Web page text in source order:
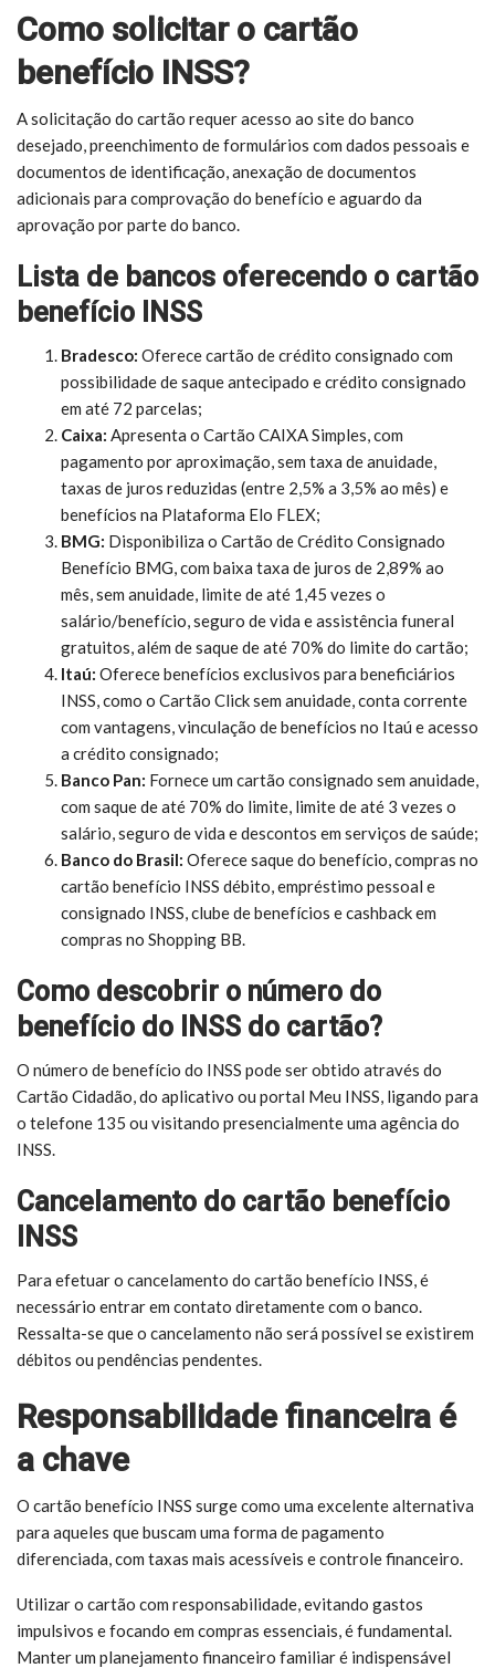
Como solicitar o cartão
benefício INSS?
A solicitação do cartão requer acesso ao site do banco
desejado, preenchimento de formulários com dados pessoais e
documentos de identificação, anexação de documentos
adicionais para comprovação do benefício e aguardo da
aprovação por parte do banco.
Lista de bancos oferecendo o cartão
benefício INSS
Bradesco: Oferece cartão de crédito consignado com
possibilidade de saque antecipado e crédito consignado
em até 72 parcelas;
Caixa: Apresenta o Cartão CAIXA Simples, com
pagamento por aproximação, sem taxa de anuidade,
taxas de juros reduzidas (entre 2,5% a 3,5% ao mês) e
benefícios na Plataforma Elo FLEX;
BMG: Disponibiliza o Cartão de Crédito Consignado
Benefício BMG, com baixa taxa de juros de 2,89% ao
mês, sem anuidade, limite de até 1,45 vezes o
salário/benefício, seguro de vida e assistência funeral
gratuitos, além de saque de até 70% do limite do cartão;
Itaú: Oferece benefícios exclusivos para beneficiários
INSS, como o Cartão Click sem anuidade, conta corrente
com vantagens, vinculação de benefícios no Itaú e acesso
a crédito consignado;
Banco Pan: Fornece um cartão consignado sem anuidade,
com saque de até 70% do limite, limite de até 3 vezes o
salário, seguro de vida e descontos em serviços de saúde;
Banco do Brasil: Oferece saque do benefício, compras no
cartão benefício INSS débito, empréstimo pessoal e
consignado INSS, clube de benefícios e cashback em
compras no Shopping BB.
Como descobrir o número do
benefício do INSS do cartão?
O número de benefício do INSS pode ser obtido através do
Cartão Cidadão, do aplicativo ou portal Meu INSS, ligando para
o telefone 135 ou visitando presencialmente uma agência do
INSS.
Cancelamento do cartão benefício
INSS
Para efetuar o cancelamento do cartão benefício INSS, é
necessário entrar em contato diretamente com o banco.
Ressalta-se que o cancelamento não será possível se existirem
débitos ou pendências pendentes.
Responsabilidade financeira é
a chave
O cartão benefício INSS surge como uma excelente alternativa
para aqueles que buscam uma forma de pagamento
diferenciada, com taxas mais acessíveis e controle financeiro.
Utilizar o cartão com responsabilidade, evitando gastos
impulsivos e focando em compras essenciais, é fundamental.
Manter um planejamento financeiro familiar é indispensável